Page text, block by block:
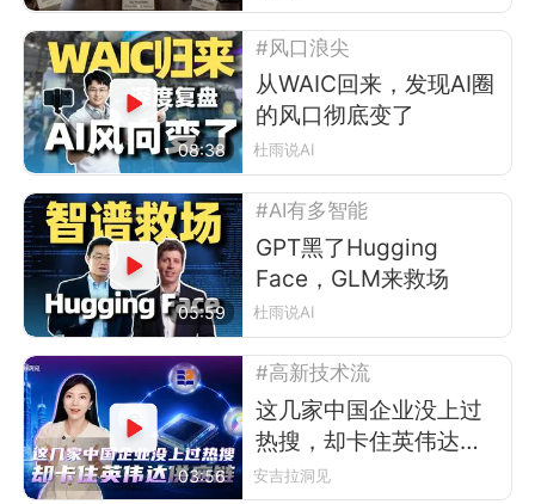
08:38
#风口浪尖
从WAIC回来，发现AI圈
的风口彻底变了
杜雨说AI
05:59
#AI有多智能
GPT黑了Hugging
Face，GLM来救场
杜雨说AI
03:56
#高新技术流
这几家中国企业没上过
热搜，却卡住英伟达供
应链
安吉拉洞见